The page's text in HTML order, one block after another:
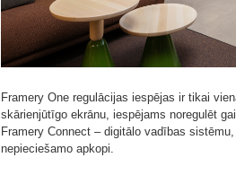
Framery One regulācijas iespējas ir tikai
skārienjūtīgo ekrānu, iespējams noregulēt
Framery Connect – digitālo vadības
nepieciešamo apkopi.